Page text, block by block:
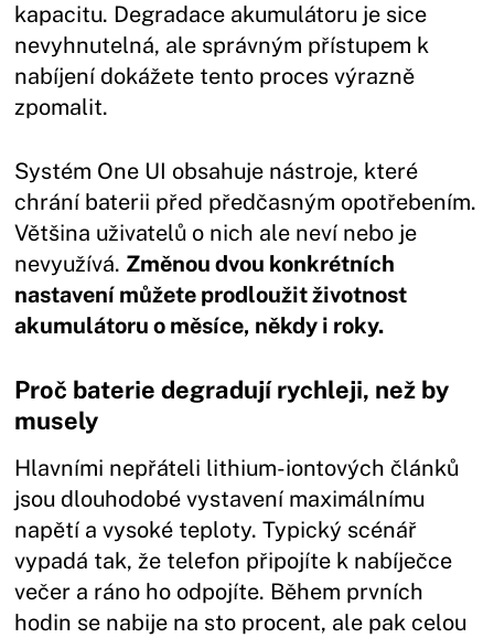
kapacitu. Degradace akumulátoru je sice
nevyhnutelná, ale správným přístupem k
nabíjení dokážete tento proces výrazně
zpomalit.
Systém One UI obsahuje nástroje, které
chrání baterii před předčasným opotřebením.
Většina uživatelů o nich ale neví nebo je
nevyužívá. Změnou dvou konkrétních
nastavení můžete prodloužit životnost
akumulátoru o měsíce, někdy i roky.
Proč baterie degradují rychleji, než by
musely
Hlavními nepřáteli lithium-iontových článků
jsou dlouhodobé vystavení maximálnímu
napětí a vysoké teploty. Typický scénář
vypadá tak, že telefon připojíte k nabíječce
večer a ráno ho odpojíte. Během prvních
hodin se nabije na sto procent, ale pak celou